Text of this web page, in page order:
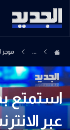
... موجز
استمتع
عبر